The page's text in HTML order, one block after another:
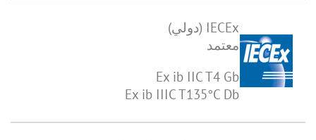
IECEx (دولي)
معتمد
Ex ib IIC T4 Gb
Ex ib IIIC T135°C Db